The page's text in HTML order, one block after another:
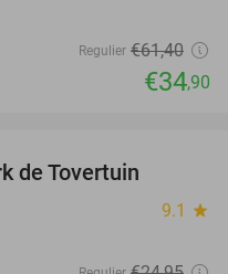
Regulier €61,40
€34,90
de Tovertuin
9.1 star